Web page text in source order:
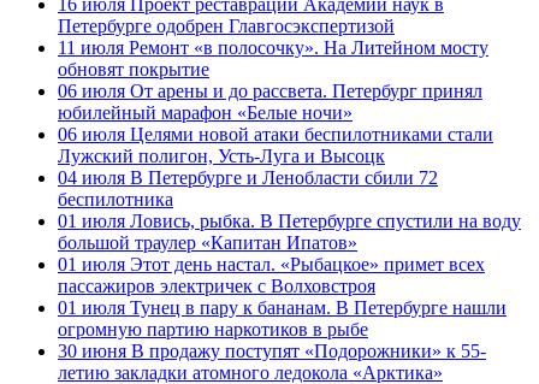
16 июля Проект реставрации Академии наук в
Петербурге одобрен Главгосэкспертизой
11 июля Ремонт «в полосочку». На Литейном мосту
обновят покрытие
06 июля От арены и до рассвета. Петербург принял
юбилейный марафон «Белые ночи»
06 июля Целями новой атаки беспилотниками стали
Лужский полигон, Усть-Луга и Высоцк
04 июля В Петербурге и Ленобласти сбили 72
беспилотника
01 июля Ловись, рыбка. В Петербурге спустили на воду
большой траулер «Капитан Ипатов»
01 июля Этот день настал. «Рыбацкое» примет всех
пассажиров электричек с Волховстроя
01 июля Тунец в пару к бананам. В Петербурге нашли
огромную партию наркотиков в рыбе
30 июня В продажу поступят «Подорожники» к 55-
летию закладки атомного ледокола «Арктика»